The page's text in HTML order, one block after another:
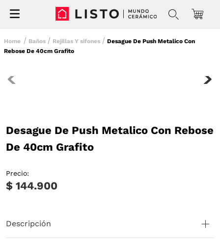
Baños Rejillas Y sifones
Desague De Push Metalico Con
Rebose De 40cm Grafito
Desague De Push Metalico Con Rebose
De 40cm Grafito
Precio:
$ 144.900
Descripción